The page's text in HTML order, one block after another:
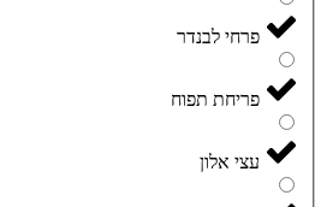
פרחי לבנדר
פריחת תפוח
עצי אלון